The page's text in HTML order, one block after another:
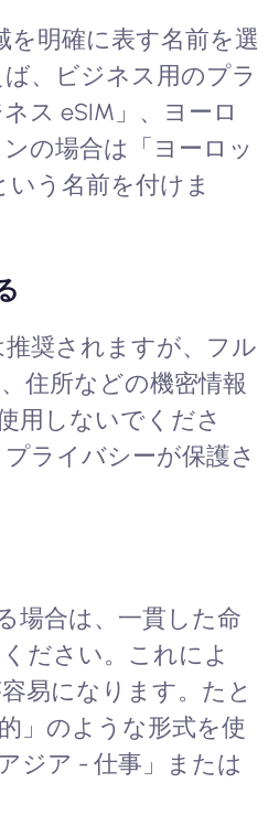
を明確に表す名前を選
、ビジネス用のプラ
ス eSIM」、ヨーロ
の場合は「ヨーロッ
う名前を付けま
奨されますが、フル
住所などの機密情報
用しないでくださ
ライバシーが保護さ
場合は、一貫した命
ださい。これによ
易になります。たと
」のような形式を使
ジア - 仕事」または